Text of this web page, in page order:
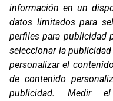
información en un
datos limitados para
perfiles para publicidad
seleccionar la
personalizar el contenido
de contenido
publicidad. Medir